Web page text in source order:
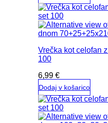
Vrečka kot celofan
100
6,99 €
Dodaj v košarico